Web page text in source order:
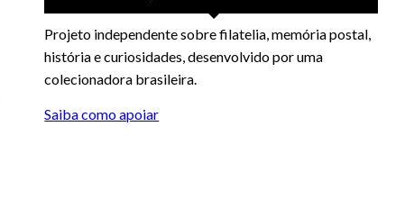
Projeto independente sobre filatelia, memória postal,
história e curiosidades, desenvolvido por uma
colecionadora brasileira.
Saiba como apoiar